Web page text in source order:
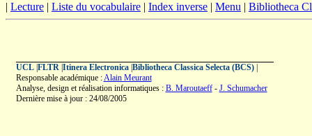
| Lecture | Liste du vocabulaire | Index inverse | Menu | Bibliotheca
UCL| FLTR| Itinera Electronica| Bibliotheca Classica Selecta (BCS)|
Responsable académique :Alain Meurant
Analyse, design et réalisation informatiques : B. Maroutaeff- J. Schumacher
Dernière mise à jour : 24/08/2005